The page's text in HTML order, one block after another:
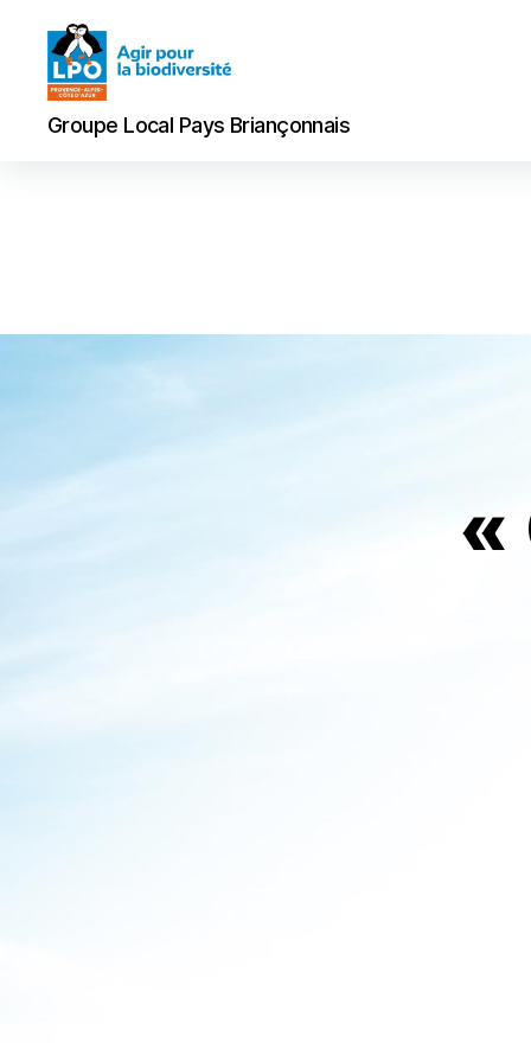
Groupe
Local
Groupe Local Pays Briançonnais
«